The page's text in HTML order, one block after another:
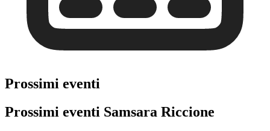
Prossimi eventi
Prossimi eventi Samsara Riccione